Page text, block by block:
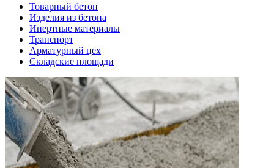
Товарный бетон
Изделия из бетона
Инертные материалы
Транспорт
Арматурный цех
Складские площади